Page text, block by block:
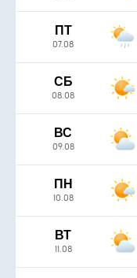
ПТ
07.08
СБ
08.08
ВС
09.08
ПН
10.08
ВТ
11.08